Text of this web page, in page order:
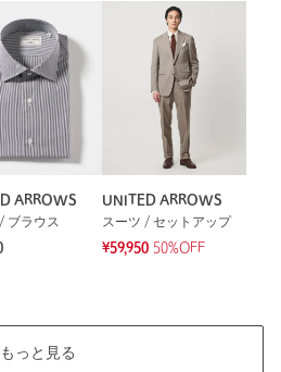
ARROWS
ブラウス
UNITED ARROWS
スーツ / セットアップ
¥59,950 50%OFF
もっと見る